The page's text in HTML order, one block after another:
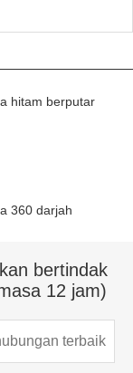
hitam berputar
360 darjah
bertindak
12 jam)